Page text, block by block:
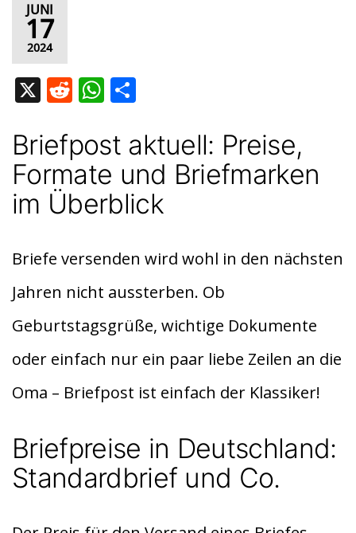
JUNI
17
2024
X R
d
di
t
W
at
s
A
p
le
n
Briefpost aktuell: Preise,
Formate und Briefmarken
im Überblick
Briefe versenden wird wohl in den nächsten
Jahren nicht aussterben. Ob
Geburtstagsgrüße, wichtige Dokumente
oder einfach nur ein paar liebe Zeilen an die
Oma – Briefpost ist einfach der Klassiker!
Briefpreise in Deutschland:
Standardbrief und Co.